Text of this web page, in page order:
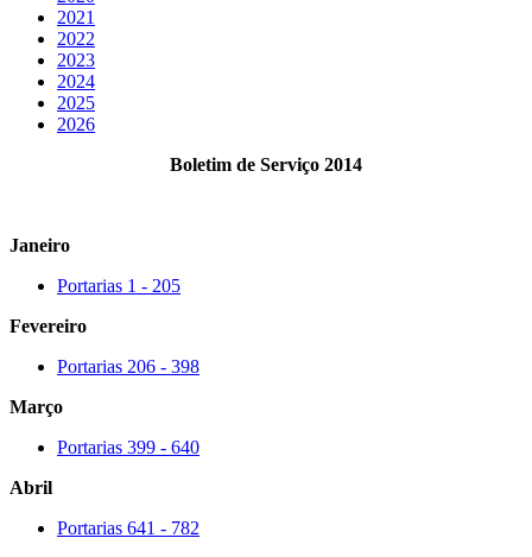
2021
2022
2023
2024
2025
2026
Boletim de Serviço 2014
Janeiro
Portarias 1 - 205
Fevereiro
Portarias 206 - 398
Março
Portarias 399 - 640
Abril
Portarias 641 - 782